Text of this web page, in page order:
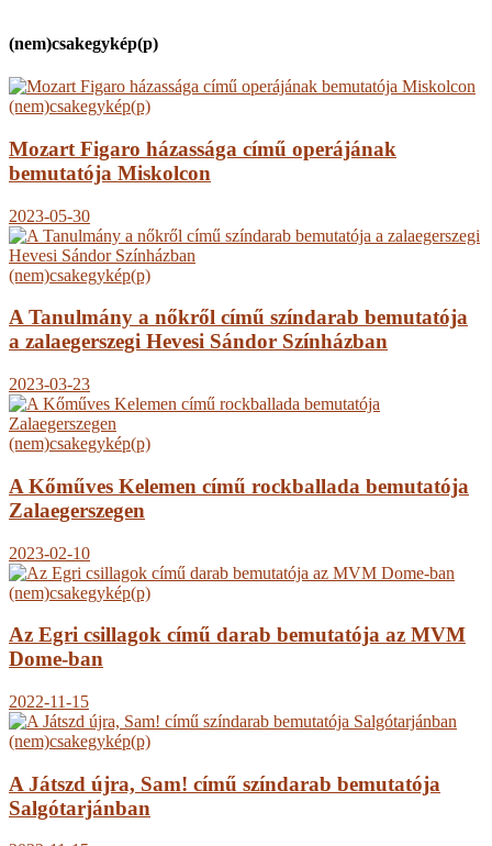
(nem)csakegykép(p)
(nem)csakegykép(p)
Mozart Figaro házassága című operájának
bemutatója Miskolcon
2023-05-30
(nem)csakegykép(p)
A Tanulmány a nőkről című színdarab bemutatója
a zalaegerszegi Hevesi Sándor Színházban
2023-03-23
(nem)csakegykép(p)
A Kőműves Kelemen című rockballada bemutatója
Zalaegerszegen
2023-02-10
(nem)csakegykép(p)
Az Egri csillagok című darab bemutatója az MVM
Dome-ban
2022-11-15
(nem)csakegykép(p)
A Játszd újra, Sam! című színdarab bemutatója
Salgótarjánban